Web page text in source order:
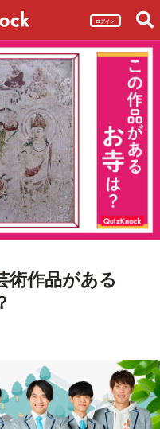
ログイン
術作品がある